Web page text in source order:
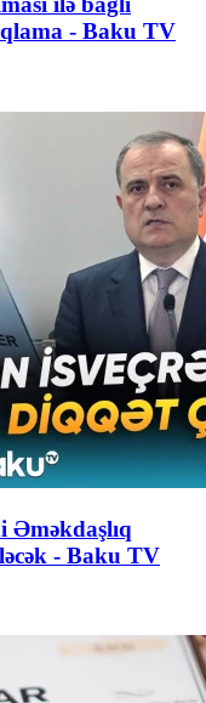
- Baku TV
Əməkdaşlıq
- Baku TV